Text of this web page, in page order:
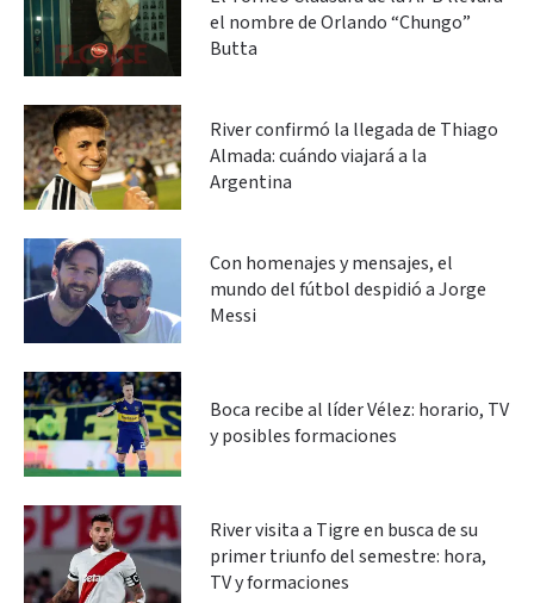
el nombre de Orlando “Chungo”
Butta
River confirmó la llegada de Thiago
Almada: cuándo viajará a la
Argentina
Con homenajes y mensajes, el
mundo del fútbol despidió a Jorge
Messi
Boca recibe al líder Vélez: horario, TV
y posibles formaciones
River visita a Tigre en busca de su
primer triunfo del semestre: hora,
TV y formaciones